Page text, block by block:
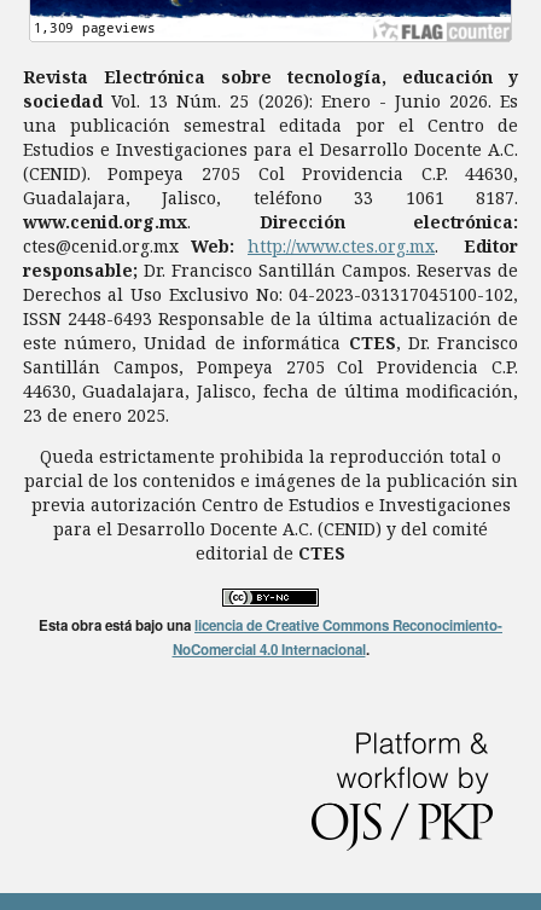
Revista Electrónica sobre tecnología, educación y
sociedad Vol. 13 Núm. 25 (2026): Enero - Junio 2026. Es
una publicación semestral editada por el Centro de
Estudios e Investigaciones para el Desarrollo Docente A.C.
(CENID). Pompeya 2705 Col Providencia C.P. 44630,
Guadalajara, Jalisco, teléfono 33 1061 8187.
www.cenid.org.mx. Dirección electrónica:
ctes@cenid.org.mxWeb: http://www.ctes.org.mx. Editor
responsable; Dr. Francisco Santillán Campos. Reservas de
Derechos al Uso Exclusivo No: 04-2023-031317045100-102,
ISSN 2448-6493 Responsable de la última actualización de
este número, Unidad de informática CTES, Dr. Francisco
Santillán Campos, Pompeya 2705 Col Providencia C.P.
44630, Guadalajara, Jalisco, fecha de última modificación,
23 de enero 2025.
Queda estrictamente prohibida la reproducción total o
parcial de los contenidos e imágenes de la publicación sin
previa autorización Centro de Estudios e Investigaciones
para el Desarrollo Docente A.C. (CENID) y del comité
editorial de CTES
Esta obra está bajo unalicencia de Creative Commons Reconocimiento-
NoComercial 4.0 Internacional.